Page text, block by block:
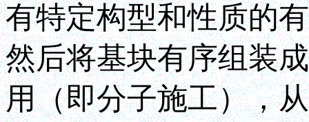
有特定构型和性质的
然后将基块有序组装
用（即分子施工），